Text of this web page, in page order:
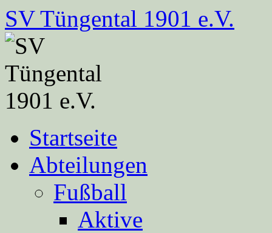
Zum
Inhalt
springen
SV Tüngental 1901 e.V.
Startseite
Abteilungen
Fußball
Aktive